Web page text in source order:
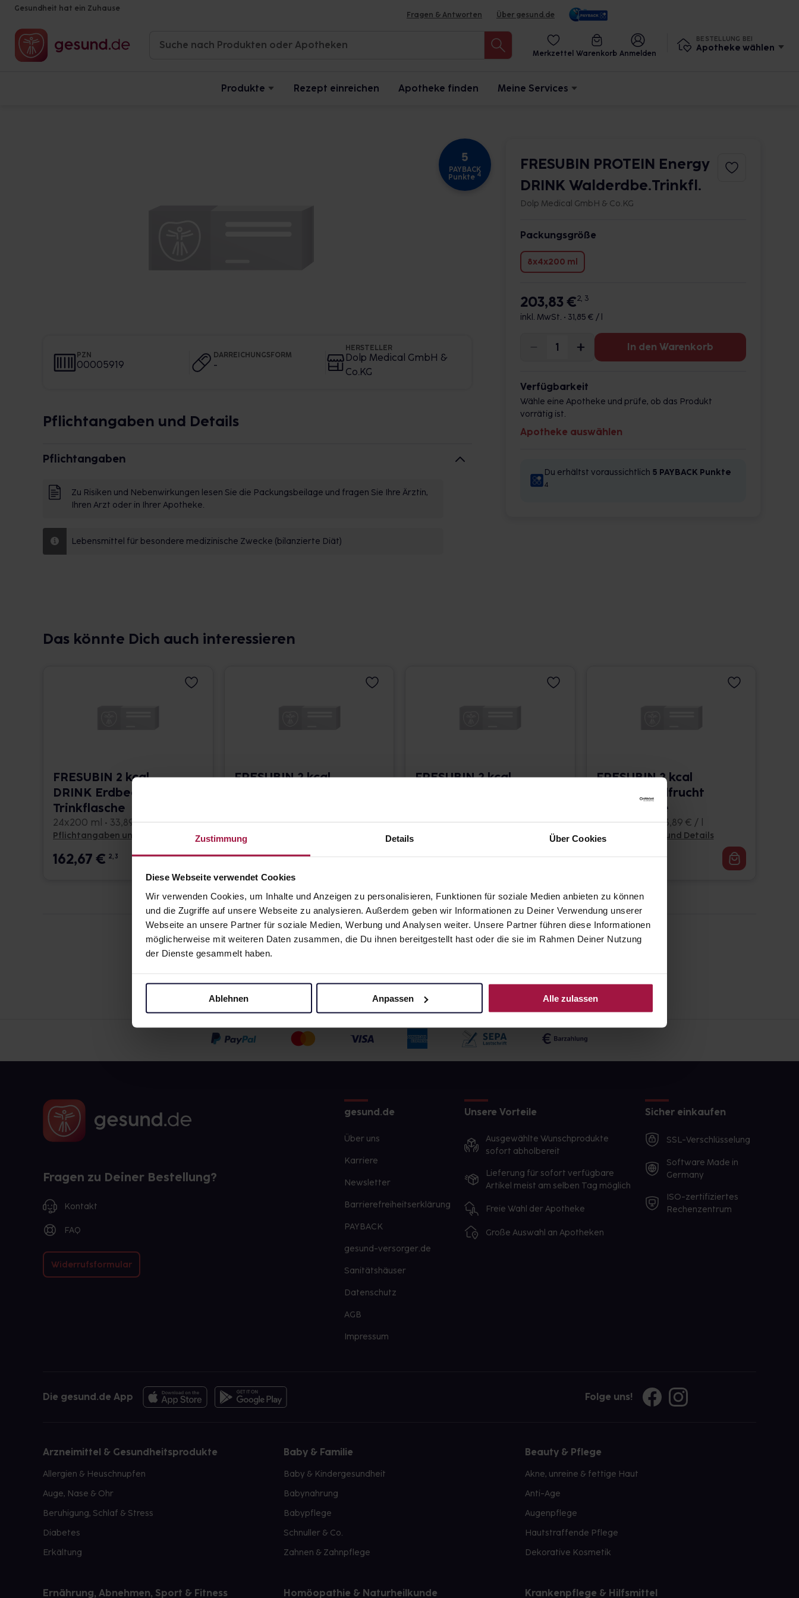
Zustimmung Details Über Cookies
Diese Webseite verwendet Cookies
Wir verwenden Cookies, um Inhalte und Anzeigen zu personalisieren, Funktionen für soziale Medien anbieten zu können
und die Zugriffe auf unsere Webseite zu analysieren. Außerdem geben wir Informationen zu Deiner Verwendung unserer
Webseite an unsere Partner für soziale Medien, Werbung und Analysen weiter. Unsere Partner führen diese Informationen
möglicherweise mit weiteren Daten zusammen, die Du ihnen bereitgestellt hast oder die sie im Rahmen Deiner Nutzung
der Dienste gesammelt haben.
Ablehnen Anpassen Alle zulassen
Gesundheit hat ein Zuhause
Fragen & Antworten Über gesund.de
Merkzettel Warenkorb Anmelden
BESTELLUNG BEI
Apotheke wählen
Produkte Rezept einreichen Apotheke finden Meine Services
5
PAYBACK
Punkte 4
PZN
00005919
DARREICHUNGSFORM
-
HERSTELLER
Dolp Medical GmbH &
Co.KG
Pflichtangaben und Details
Pflichtangaben
Zu Risiken und Nebenwirkungen lesen Sie die Packungsbeilage und fragen Sie Ihre Ärztin,
Ihren Arzt oder in Ihrer Apotheke.
Lebensmittel für besondere medizinische Zwecke (bilanzierte Diät)
FRESUBIN PROTEIN Energy
DRINK Walderdbe.Trinkfl.
Dolp Medical GmbH & Co.KG
Packungsgröße
8x4x200 ml
203,83 €2, 3
inkl. MwSt. • 31,85 € / l
In den Warenkorb
Verfügbarkeit
Wähle eine Apotheke und prüfe, ob das Produkt
vorrätig ist.
Apotheke auswählen
Du erhältst voraussichtlich 5 PAYBACK Punkte
4
Das könnte Dich auch interessieren
FRESUBIN 2 kcal
DRINK Erdbeere
Trinkflasche
24x200 ml • 33,89 € / l
Pflichtangaben und Details
162,67€ 2, 3
FRESUBIN 2 kcal
Pflichtangaben und Details
216,89€ 2, 3
FRESUBIN 2 kcal
FRESUBIN 2 kcal
DRINK Waldfrucht
Trinkflasche
8x4x200 ml • 33,89 € / l
Pflichtangaben und Details
Fragen zu Deiner Bestellung?
Kontakt
FAQ
Widerrufsformular
gesund.de
Über uns
Karriere
Newsletter
Barrierefreiheitserklärung
PAYBACK
gesund-versorger.de
Sanitätshäuser
Datenschutz
AGB
Impressum
Unsere Vorteile
Ausgewählte Wunschprodukte
sofort abholbereit
Lieferung für sofort verfügbare
Artikel meist am selben Tag möglich
Freie Wahl der Apotheke
Große Auswahl an Apotheken
Sicher einkaufen
SSL-Verschlüsselung
Software Made in
Germany
ISO-zertifiziertes
Rechenzentrum
Die gesund.de App Folge uns!
Arzneimittel & Gesundheitsprodukte
Allergien & Heuschnupfen
Auge, Nase & Ohr
Beruhigung, Schlaf & Stress
Diabetes
Erkältung
Baby & Familie
Baby & Kindergesundheit
Babynahrung
Babypflege
Schnuller & Co.
Zahnen & Zahnpflege
Beauty & Pflege
Akne, unreine & fettige Haut
Anti-Age
Augenpflege
Hautstraffende Pflege
Dekorative Kosmetik
Ernährung, Abnehmen, Sport & Fitness Homöopathie & Naturheilkunde Krankenpflege & Hilfsmittel